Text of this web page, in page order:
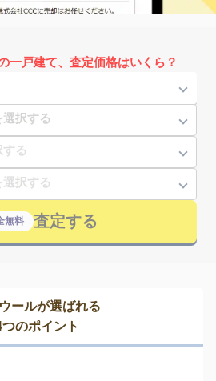
一戸建て、査定価格はいくら？
無料 査定する
ールが選ばれる
つのポイント